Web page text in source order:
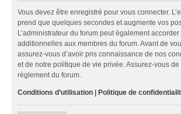
Vous devez être enregistré pour vous connecter.
prend que quelques secondes et augmente vos
L’administrateur du forum peut également
additionnelles aux membres du forum. Avant de
assurez-vous d’avoir pris connaissance de nos
et de notre politique de vie privée. Assurez-vous
règlement du forum.
Conditions d’utilisation Politique de